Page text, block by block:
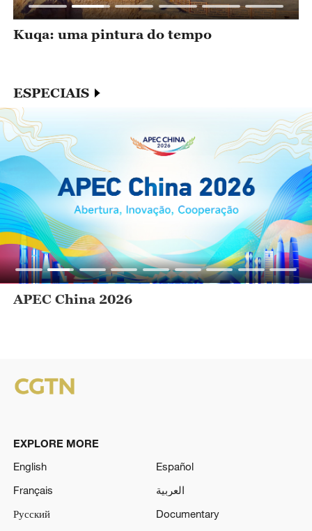
Kuqa: uma pintura do tempo
ESPECIAIS
APEC China 2026
EXPLORE MORE
English
Español
Français
العربية
Русский
Documentary